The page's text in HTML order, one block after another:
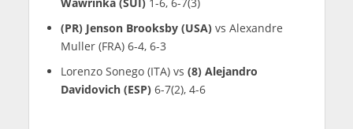
(PR) Jenson Brooksby (USA)vs Alexandre
Muller (FRA) 6-4, 6-3
Lorenzo Sonego (ITA) vs (8) Alejandro
Davidovich (ESP)6-7(2), 4-6